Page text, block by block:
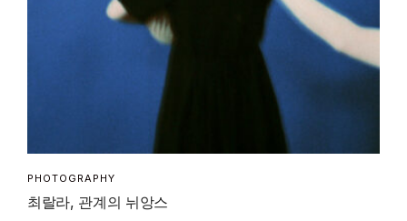
PHOTOGRAPHY
최랄라, 관계의 뉘앙스